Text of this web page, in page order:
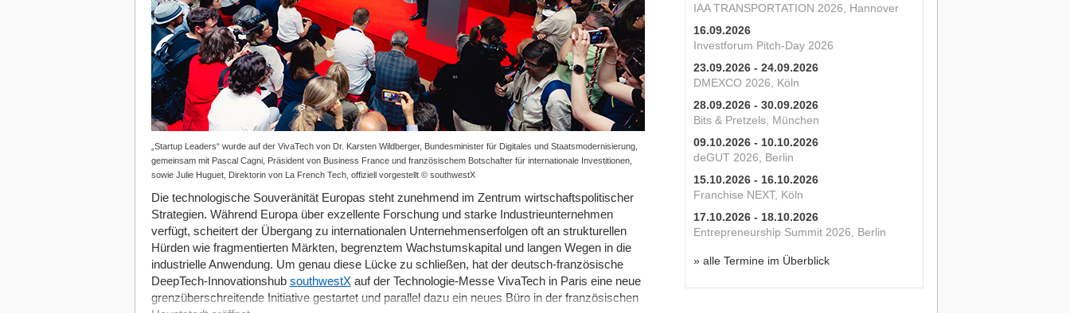
IAA TRANSPORTATION 2026, Hannover
16.09.2026
Investforum Pitch-Day 2026
23.09.2026 - 24.09.2026
DMEXCO 2026, Köln
28.09.2026 - 30.09.2026
Bits & Pretzels, München
09.10.2026 - 10.10.2026
deGUT 2026, Berlin
15.10.2026 - 16.10.2026
Franchise NEXT, Köln
17.10.2026 - 18.10.2026
Entrepreneurship Summit 2026, Berlin
» alle Termine im Überblick
„Startup Leaders“ wurde auf der VivaTech von Dr. Karsten Wildberger, Bundesminister für Digitales und Staatsmodernisierung,
gemeinsam mit Pascal Cagni, Präsident von Business France und französischem Botschafter für internationale Investitionen,
sowie Julie Huguet, Direktorin von La French Tech, offiziell vorgestellt © southwestX
Die technologische Souveränität Europas steht zunehmend im Zentrum wirtschaftspolitischer
Strategien. Während Europa über exzellente Forschung und starke Industrieunternehmen
verfügt, scheitert der Übergang zu internationalen Unternehmenserfolgen oft an strukturellen
Hürden wie fragmentierten Märkten, begrenztem Wachstumskapital und langen Wegen in die
industrielle Anwendung. Um genau diese Lücke zu schließen, hat der deutsch-französische
DeepTech-Innovationshub southwestXauf der Technologie-Messe VivaTech in Paris eine neue
grenzüberschreitende Initiative gestartet und parallel dazu ein neues Büro in der französischen